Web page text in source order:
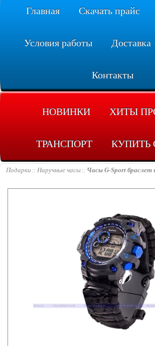
Главная Скачать прайс
Условия работы Доставка
Контакты
НОВИНКИ ХИТЫ
ТРАНСПОРТ КУПИТЬ
Подарки Наручные часы Часы G-Sport браслет